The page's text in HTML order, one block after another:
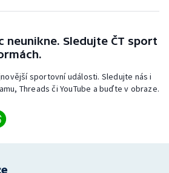
neunikne. Sledujte ČT sport
sportovní události. Sledujte nás i
Threads či YouTube a buďte v obraze.